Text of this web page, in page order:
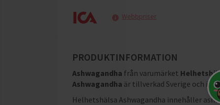
Webbpriser
PRODUKTINFORMATION
Ashwagandha från varumärket
Ashwagandha är tillverkad Sverige och
Helhetshälsa Ashwagandha innehåller